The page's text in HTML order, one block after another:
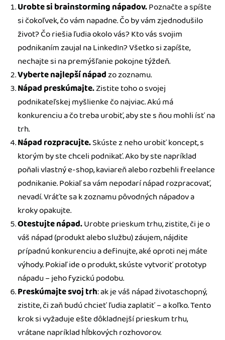
Urobte si brainstorming nápadov.Poznačte a spíšte
si čokoľvek, čo vám napadne. Čo by vám zjednodušilo
život? Čo riešia ľudia okolo vás? Kto vás svojim
podnikaním zaujal na LinkedIn? Všetko si zapíšte,
nechajte si na premýšľanie pokojne týždeň.
Vyberte najlepší nápadzo zoznamu.
Nápad preskúmajte.Zistite toho o svojej
podnikateľskej myšlienke čo najviac. Akú má
konkurenciu a čo treba urobiť, aby ste s ňou mohli ísť na
trh.
Nápad rozpracujte.Skúste z neho urobiť koncept, s
ktorým by ste chceli podnikať. Ako by ste napríklad
poňali vlastný e-shop, kaviareň alebo rozbehli freelance
podnikanie. Pokiaľ sa vám nepodarí nápad rozpracovať,
nevadí. Vráťte sa k zoznamu pôvodných nápadov a
kroky opakujte.
Otestujte nápad.Urobte prieskum trhu, zistite, či je o
váš nápad (produkt alebo službu) záujem, nájdite
prípadnú konkurenciu a definujte, aké oproti nej máte
výhody. Pokiaľ ide o produkt, skúste vytvoriť prototyp
nápadu – jeho fyzickú podobu.
Preskúmajte svoj trh: ak je váš nápad životaschopný,
zistite, či zaň budú chcieť ľudia zaplatiť – a koľko. Tento
krok si vyžaduje ešte dôkladnejší prieskum trhu,
vrátane napríklad hĺbkových rozhovorov.